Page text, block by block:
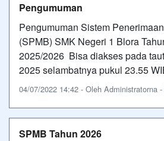
Pengumuman
Pengumuman Sistem
(SPMB) SMK Negeri 1 Blora
2025/2026 Bisa diakses pada
2025 selambatnya pukul 23.55
04/07/2022 14:42 - Oleh Administratorna
SPMB Tahun 2026